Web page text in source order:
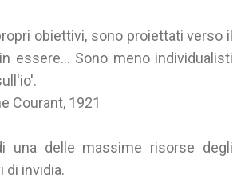
obiettivi, sono proiettati verso il
essere... Sono meno individualisti
Courant, 1921
delle massime risorse degli
di invidia.